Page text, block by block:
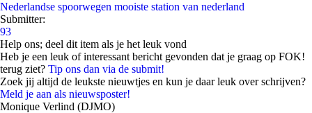
Nederlandse spoorwegen mooiste station van nederland
Submitter:
93
Help ons; deel dit item als je het leuk vond
Heb je een leuk of interessant bericht gevonden dat je graag op FOK!
terug ziet? Tip ons dan via de submit!
Zoek jij altijd de leukste nieuwtjes en kun je daar leuk over schrijven?
Meld je aan als nieuwsposter!
Monique Verlind (DJMO)